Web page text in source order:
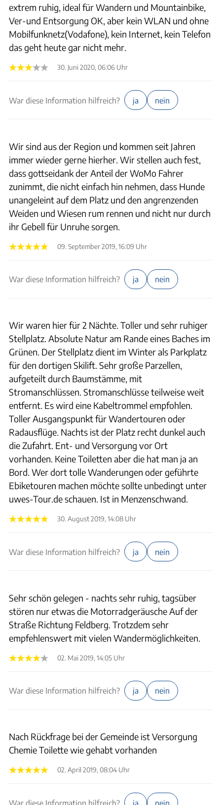
extrem ruhig, ideal für Wandern und Mountainbike,
Ver-und Entsorgung OK, aber kein WLAN und ohne
Mobilfunknetz(Vodafone), kein Internet, kein Telefon
das geht heute gar nicht mehr.
30. Juni 2020, 06:06 Uhr
War diese Information hilfreich? ja nein
Wir sind aus der Region und kommen seit Jahren
immer wieder gerne hierher. Wir stellen auch fest,
dass gottseidank der Anteil der WoMo Fahrer
zunimmt, die nicht einfach hin nehmen, dass Hunde
unangeleint auf dem Platz und den angrenzenden
Weiden und Wiesen rum rennen und nicht nur durch
ihr Gebell für Unruhe sorgen.
09. September 2019, 16:09 Uhr
War diese Information hilfreich? ja nein
Wir waren hier für 2 Nächte. Toller und sehr ruhiger
Stellplatz. Absolute Natur am Rande eines Baches im
Grünen. Der Stellplatz dient im Winter als Parkplatz
für den dortigen Skilift. Sehr große Parzellen,
aufgeteilt durch Baumstämme, mit
Stromanschlüssen. Stromanschlüsse teilweise weit
entfernt. Es wird eine Kabeltrommel empfohlen.
Toller Ausgangspunkt für Wandertouren oder
Radausflüge. Nachts ist der Platz recht dunkel auch
die Zufahrt. Ent- und Versorgung vor Ort
vorhanden. Keine Toiletten aber die hat man ja an
Bord. Wer dort tolle Wanderungen oder geführte
Ebiketouren machen möchte sollte unbedingt unter
uwes-Tour.de schauen. Ist in Menzenschwand.
30. August 2019, 14:08 Uhr
War diese Information hilfreich? ja nein
Sehr schön gelegen - nachts sehr ruhig, tagsüber
stören nur etwas die Motorradgeräusche Auf der
Straße Richtung Feldberg. Trotzdem sehr
empfehlenswert mit vielen Wandermöglichkeiten.
02. Mai 2019, 14:05 Uhr
War diese Information hilfreich? ja nein
Nach Rückfrage bei der Gemeinde ist Versorgung
Chemie Toilette wie gehabt vorhanden
02. April 2019, 08:04 Uhr
War diese Information hilfreich? ja nein